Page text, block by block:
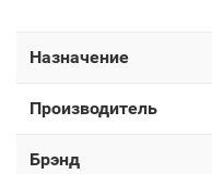
Назначение
Производитель
Брэнд